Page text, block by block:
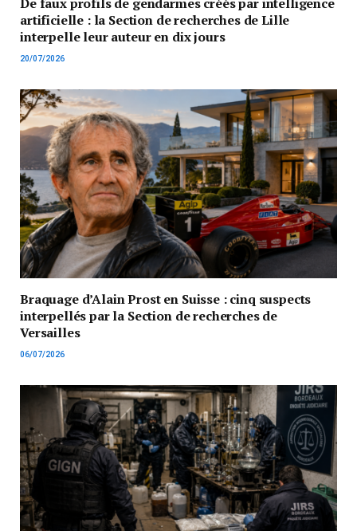
artificielle : la Section de recherches de Lille
interpelle leur auteur en dix jours
20/07/2026
Braquage d’Alain Prost en Suisse : cinq suspects
interpellés par la Section de recherches de
Versailles
06/07/2026